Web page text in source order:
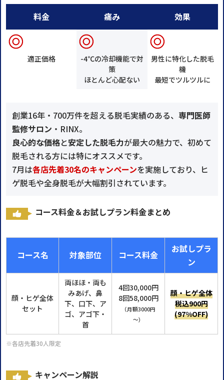
料金
適正価格
痛み
-4℃の冷却機能で対
策
ほとんど心配ない
効果
男性に特化した脱毛
機
最短でツルツルに
創業16年・700万件を超える脱毛実績のある、 専門医師
監修サロン ・RINX。
良心的な価格と安定した脱毛力が最大の魅力で、初めて
脱毛される方には特にオススメです。
7月は各店先着30名のキャンペーンを実施しており、ヒ
ゲ脱毛や全身脱毛が大幅割引されています。
コース料金＆お試しプラン料金まとめ
コース名 対象部位 コース料金
お試しプラ
ン
顔・ヒゲ全体
セット
両ほほ・両も
みあげ、鼻
下、口下、ア
ゴ、アゴ下・
首
4回30,000円
8回58,000円
（月額3000円
～）
顔・ヒゲ全体
税込900円
(97%OFF)
※各店先着30人限定
キャンペーン解説